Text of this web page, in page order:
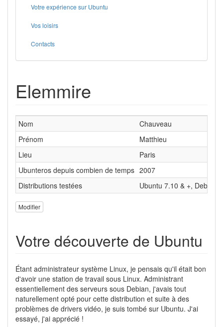
Votre expérience sur Ubuntu
Vos loisirs
Contacts
Elemmire
Nom
Chauveau
Prénom
Matthieu
Lieu
Paris
Ubunteros depuis combien de temps 2007
Distributions testées
Ubuntu 7.10 & +, Debian
Modifier
Votre découverte de Ubuntu
Étant administrateur système Linux, je pensais qu'il était bon
d'avoir une station de travail sous Linux. Administrant
essentiellement des serveurs sous Debian, j'avais tout
naturellement opté pour cette distribution et suite à des
problèmes de drivers vidéo, je suis tombé sur Ubuntu. J'ai
essayé, j'ai apprécié !